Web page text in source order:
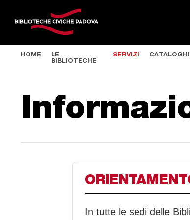
HOME
LE
BIBLIOTECHE
SERVIZI CATALOGHI
In tutte le sedi delle